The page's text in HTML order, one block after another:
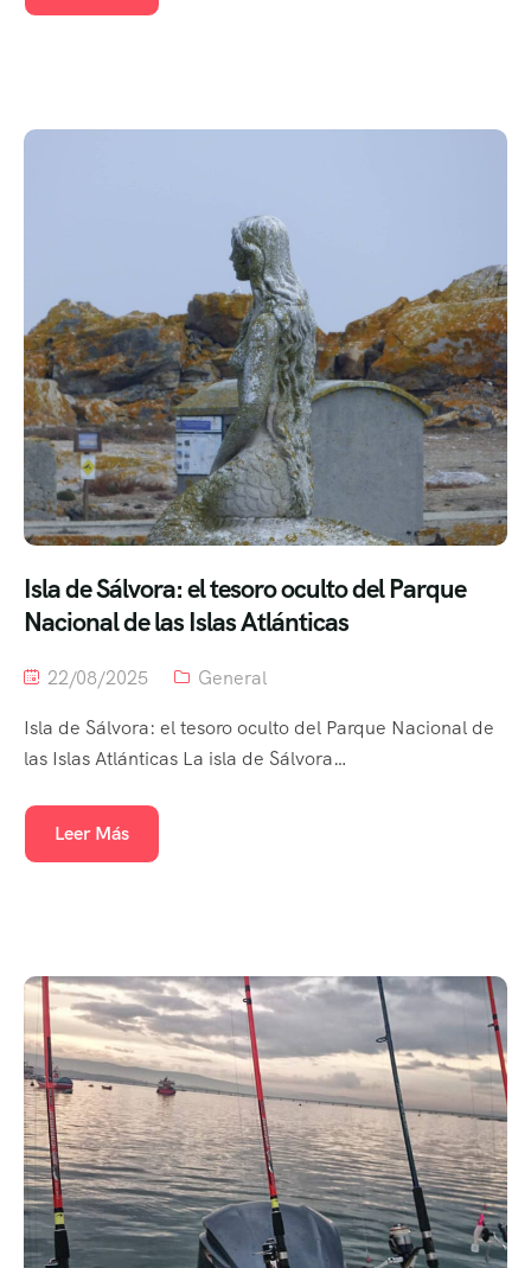
Isla de Sálvora: el tesoro oculto del Parque
Nacional de las Islas Atlánticas
22/08/2025
General
Isla de Sálvora: el tesoro oculto del Parque Nacional de
las Islas Atlánticas La isla de Sálvora…
Leer Más